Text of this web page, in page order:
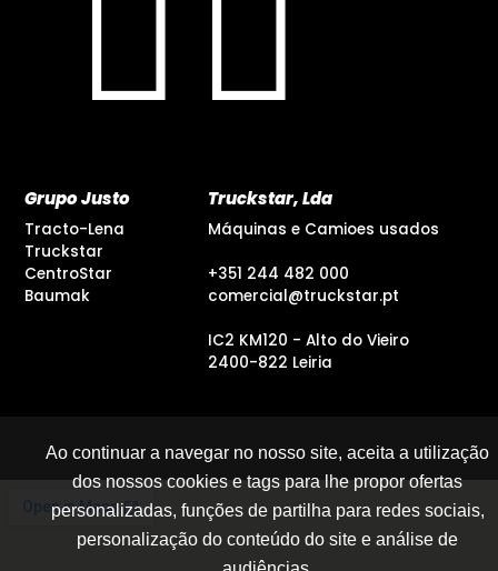
Ao continuar a navegar no nosso site, aceita a utilização
dos nossos cookies e tags para lhe propor ofertas
personalizadas, funções de partilha para redes sociais,
personalização do conteúdo do site e análise de
Grupo Justo
Tracto-Lena
Truckstar
CentroStar
Baumak
Truckstar, Lda
Máquinas e Camioes usados
+351 244 482 000
comercial@truckstar.pt
IC2 KM120 - Alto do Vieiro
2400-822 Leiria